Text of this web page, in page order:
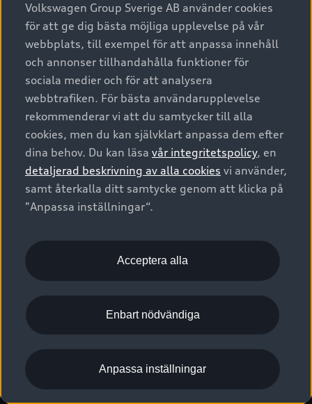
A6 modellerna
SUV
Avant
Audi Sport
Privatleasing
Nya bilar i lager
Begagnade bilar i lager
Audi approved :plus - så gott som nya
Finansiering
Audi exclusive
Provkörning
Service & tillbehör
Audi digital services
Originaltillbehör - köp online
Garantier
Försäkring
Digitala manualer för din Audi
Audi Collection – livsstilsartiklar
Vanliga frågor
2G/3G nätet stängs ned - Hur påverkas min bil av detta?
Tjänstebil
Tjänstebil
Business lease online
Företagsleasing
Om Audi Sverige
Kontakta oss
Audi Återförsäljare/-serviceverkstad
myAudi
Pressmeddelanden
Nyhetsbrev
Vårt hållbarhetsarbete
Lediga tjänster huvudkontor
Lediga tjänster hos Audi Återförsäljare
Kommentar till mediauppgifter om dataläcka
© 2026 AUDI SVERIGE. All Rights Reserved.
Utgivare Juridiskt
Juridiskt Audi AG
Juridiskt Audi Digital Giveaway
Anpassa inställningar för cookies
Visselblåsarkanaler
Volkswagen Group Sverige AB använder cookies
för att ge dig bästa möjliga upplevelse på vår
webbplats, till exempel för att anpassa innehåll
och annonser tillhandahålla funktioner för
sociala medier och för att analysera
webbtrafiken. För bästa användarupplevelse
rekommenderar vi att du samtycker till alla
cookies, men du kan självklart anpassa dem efter
dina behov. Du kan läsa vår integritetspolicy, en
detaljerad beskrivning av alla cookies vi använder,
samt återkalla ditt samtycke genom att klicka på
"Anpassa inställningar“.
Acceptera alla
Enbart nödvändiga
Anpassa inställningar